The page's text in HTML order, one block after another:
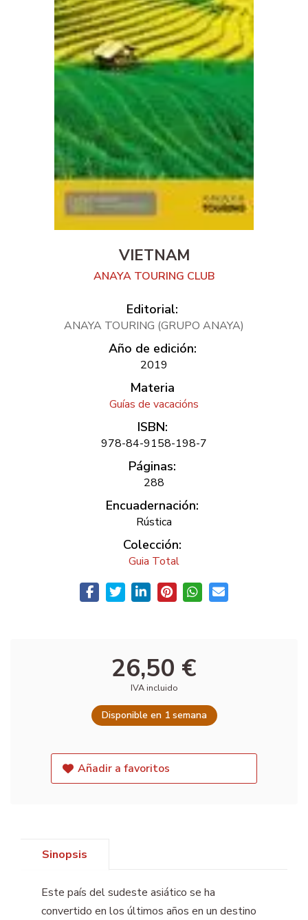
VIETNAM
ANAYA TOURING CLUB
Editorial:
ANAYA TOURING (GRUPO ANAYA)
Año de edición:
2019
Materia
Guías de vacacións
ISBN:
978-84-9158-198-7
Páginas:
288
Encuadernación:
Rústica
Colección:
Guia Total
26,50 €
IVA incluido
Disponible en 1 semana
Añadir a favoritos
Sinopsis
Este país del sudeste asiático se ha
convertido en los últimos años en un destino